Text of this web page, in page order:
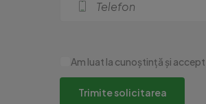
Am luat la cunoștință și accept
Trimite solicitarea